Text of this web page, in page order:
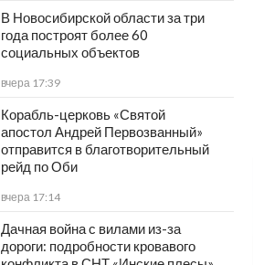
В Новосибирской области за три
года построят более 60
социальных объектов
вчера 17:39
Корабль-церковь «Святой
апостол Андрей Первозванный»
отправится в благотворительный
рейд по Оби
вчера 17:14
Дачная война с вилами из-за
дороги: подробности кровавого